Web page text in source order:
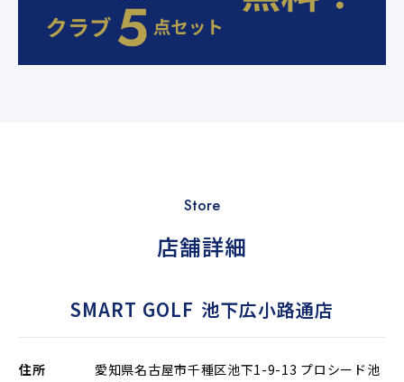
Store
店舗詳細
SMART GOLF 池下広小路通店
住所
愛知県名古屋市千種区池下1-9-13 プロシード池